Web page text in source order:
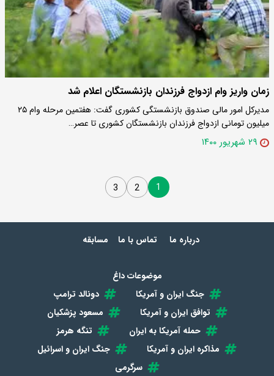
زمان واریز وام ازدواج فرزندان بازنشستگان اعلام شد
مدیرکل امور مالی صندوق بازنشستگی کشوری گفت: هفتمین مرحله وام ۲۵
میلیون تومانی ازدواج فرزندان بازنشستگان کشوری تا عصر…
۲۹ شهریور ۱۴۰۰
1
2
3
درباره ما تماس با ما مسابقه
موضوعات داغ
جنگ ایران و آمریکا
دونالد ترامپ
توافق ایران و آمریکا
مسعود پزشکیان
حمله آمریکا به ایران
تنگه هرمز
مذاکره ایران و آمریکا
جنگ ایران و اسرائیل
سرگرمی